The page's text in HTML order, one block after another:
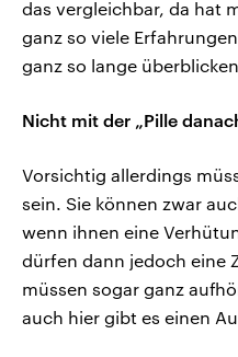
das vergleichbar, da hat
ganz so viele
ganz so lange
Nicht mit der „Pille
Vorsichtig allerdings
sein. Sie können zwar
wenn ihnen eine
dürfen dann jedoch eine
müssen sogar ganz
auch hier gibt es einen